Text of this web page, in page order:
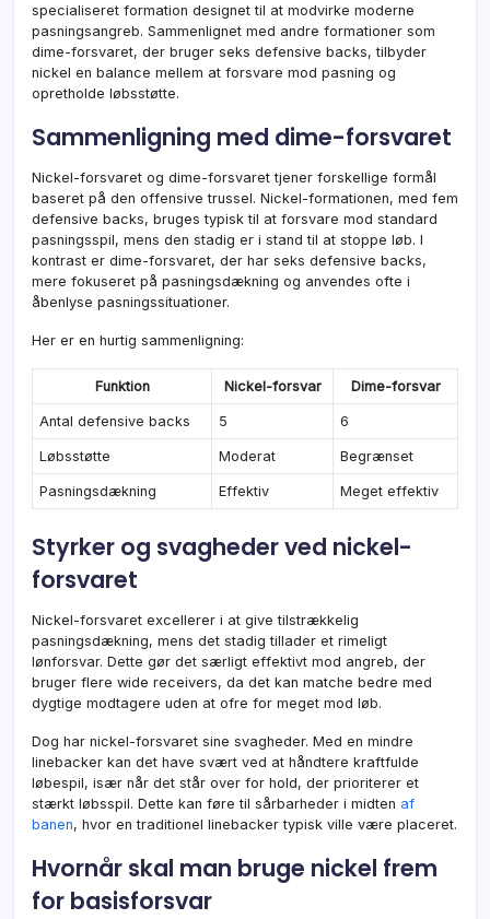
specialiseret formation designet til at modvirke moderne
pasningsangreb. Sammenlignet med andre formationer som
dime-forsvaret, der bruger seks defensive backs, tilbyder
nickel en balance mellem at forsvare mod pasning og
opretholde løbsstøtte.
Sammenligning med dime-forsvaret
Nickel-forsvaret og dime-forsvaret tjener forskellige formål
baseret på den offensive trussel. Nickel-formationen, med fem
defensive backs, bruges typisk til at forsvare mod standard
pasningsspil, mens den stadig er i stand til at stoppe løb. I
kontrast er dime-forsvaret, der har seks defensive backs,
mere fokuseret på pasningsdækning og anvendes ofte i
åbenlyse pasningssituationer.
Her er en hurtig sammenligning:
Funktion Nickel-forsvar Dime-forsvar
Antal defensive backs 5 6
Løbsstøtte Moderat Begrænset
Pasningsdækning Effektiv Meget effektiv
Styrker og svagheder ved nickel-
forsvaret
Nickel-forsvaret excellerer i at give tilstrækkelig
pasningsdækning, mens det stadig tillader et rimeligt
lønforsvar. Dette gør det særligt effektivt mod angreb, der
bruger flere wide receivers, da det kan matche bedre med
dygtige modtagere uden at ofre for meget mod løb.
Dog har nickel-forsvaret sine svagheder. Med en mindre
linebacker kan det have svært ved at håndtere kraftfulde
løbespil, især når det står over for hold, der prioriterer et
stærkt løbsspil. Dette kan føre til sårbarheder i midten af
banen, hvor en traditionel linebacker typisk ville være placeret.
Hvornår skal man bruge nickel frem
for basisforsvar